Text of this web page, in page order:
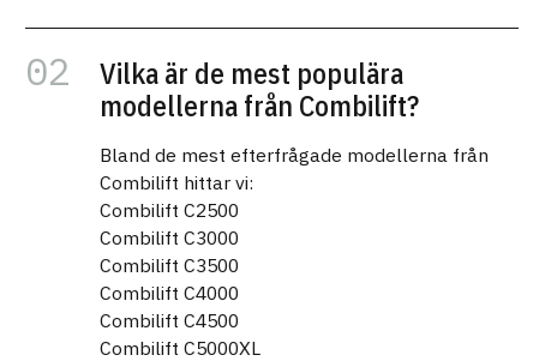
Vilka är de mest populära
modellerna från Combilift?
Bland de mest efterfrågade modellerna från
Combilift hittar vi:
Combilift C2500
Combilift C3000
Combilift C3500
Combilift C4000
Combilift C4500
Combilift C5000XL